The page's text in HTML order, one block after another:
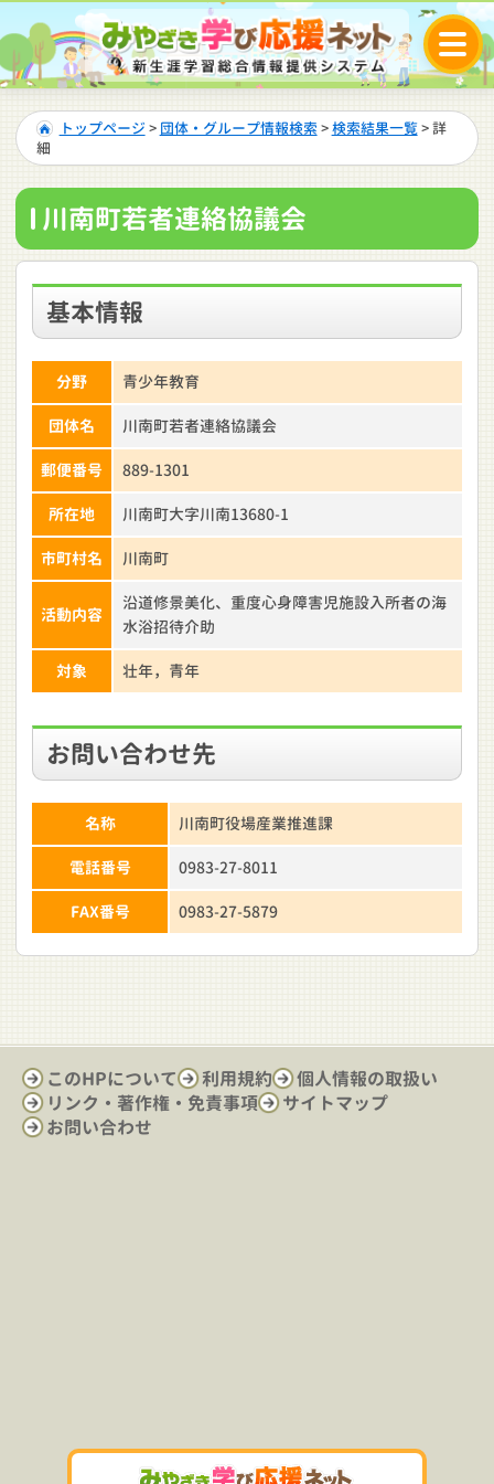
トップページ > 団体・グループ情報検索 >検索結果一覧> 詳
細
川南町若者連絡協議会
基本情報
分野 青少年教育
団体名 川南町若者連絡協議会
郵便番号 889-1301
所在地 川南町大字川南13680-1
市町村名 川南町
活動内容
沿道修景美化、重度心身障害児施設入所者の海
水浴招待介助
対象 壮年，青年
お問い合わせ先
名称 川南町役場産業推進課
電話番号 0983-27-8011
FAX番号 0983-27-5879
このHPについて 利用規約
個人情報の取扱い
リンク・著作権・免責事項
サイトマップ
お問い合わせ